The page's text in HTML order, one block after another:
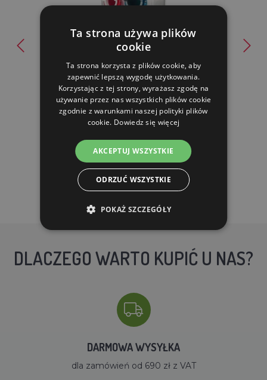
Zestaw do robienia podajnika / 1 szt
15.24 zl
W MAGAZYNIE
DO KOSZYKA
DLACZEGO WARTO KUPIĆ U NAS?
DARMOWA WYSYŁKA
dla zamówień od 690 zł z VAT
Ta strona używa plików
cookie
Ta strona korzysta z plików cookie, aby
zapewnić lepszą wygodę użytkowania.
Korzystając z tej strony, wyrażasz zgodę na
używanie przez nas wszystkich plików cookie
zgodnie z warunkami naszej polityki plików
cookie. Dowiedz się więcej
AKCEPTUJ WSZYSTKIE
ODRZUĆ WSZYSTKIE
POKAŻ SZCZEGÓŁY